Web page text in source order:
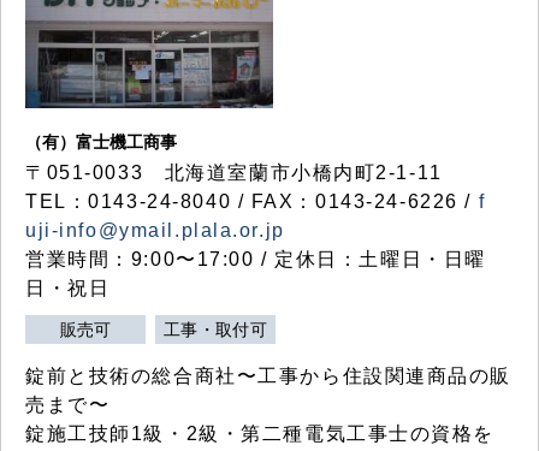
（有）富士機工商事
〒051-0033 北海道室蘭市小橋内町2-1-11
TEL：0143-24-8040 / FAX：0143-24-6226 / f
uji-info@ymail.plala.or.jp
営業時間：9:00〜17:00 / 定休日：土曜日・日曜
日・祝日
販売可 工事・取付可
錠前と技術の総合商社〜工事から住設関連商品の販
売まで〜
錠施工技師1級・2級・第二種電気工事士の資格を